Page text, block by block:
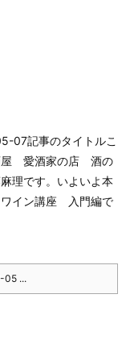
07記事のタイトルこ
屋 愛酒家の店 酒の
理です。 いよいよ本
ワイン講座 入門編で
05 ...